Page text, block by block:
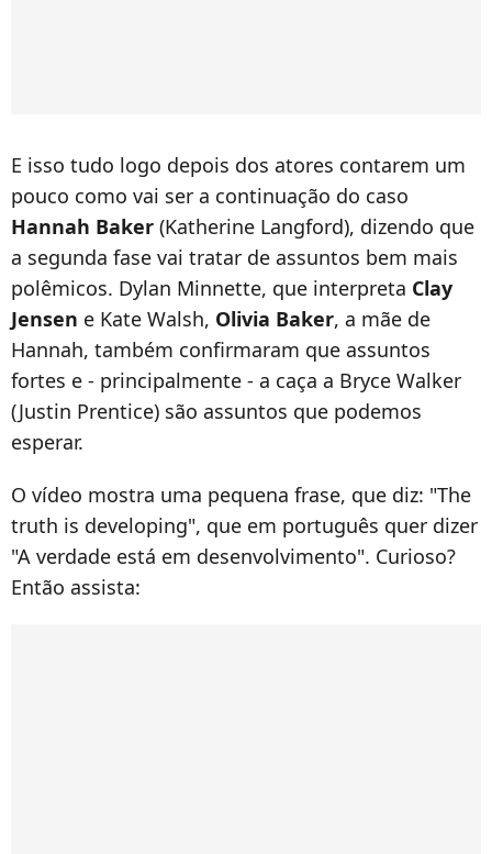
E isso tudo logo depois dos atores contarem um
pouco como vai ser a continuação do caso
Hannah Baker (Katherine Langford), dizendo que
a segunda fase vai tratar de assuntos bem mais
polêmicos. Dylan Minnette, que interpreta Clay
Jensen e Kate Walsh, Olivia Baker, a mãe de
Hannah, também confirmaram que assuntos
fortes e - principalmente - a caça a Bryce Walker
(Justin Prentice) são assuntos que podemos
esperar.
O vídeo mostra uma pequena frase, que diz: "The
truth is developing", que em português quer dizer
"A verdade está em desenvolvimento". Curioso?
Então assista: